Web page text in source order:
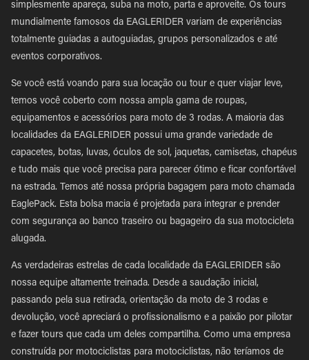
simplesmente apareça, suba na moto, parta e aproveite. Os tours
mundialmente famosos da EAGLERIDER variam de experiências
totalmente guiadas a autoguiadas, grupos personalizados e até
eventos corporativos.
Se você está voando para sua locação ou tour e quer viajar leve,
temos você coberto com nossa ampla gama de roupas,
equipamentos e acessórios para moto de 3 rodas. A maioria das
localidades da EAGLERIDER possui uma grande variedade de
capacetes, botas, luvas, óculos de sol, jaquetas, camisetas, chapéus
e tudo mais que você precisa para parecer ótimo e ficar confortável
na estrada. Temos até nossa própria bagagem para moto chamada
EaglePack. Esta bolsa macia é projetada para integrar e prender
com segurança ao banco traseiro ou bagageiro da sua motocicleta
alugada.
As verdadeiras estrelas de cada localidade da EAGLERIDER são
nossa equipe altamente treinada. Desde a saudação inicial,
passando pela sua retirada, orientação da moto de 3 rodas e
devolução, você apreciará o profissionalismo e a paixão por pilotar
e fazer tours que cada um deles compartilha. Como uma empresa
construída por motociclistas para motociclistas, não teríamos de